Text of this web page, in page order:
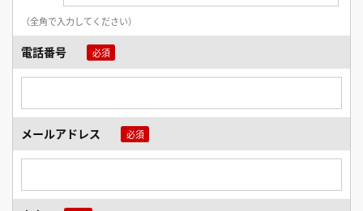
（全角で入力してください）
電話番号
メールアドレス